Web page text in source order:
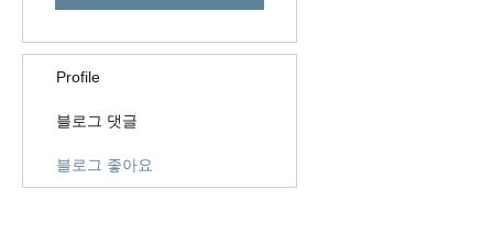
Profile
블로그 댓글
블로그 좋아요